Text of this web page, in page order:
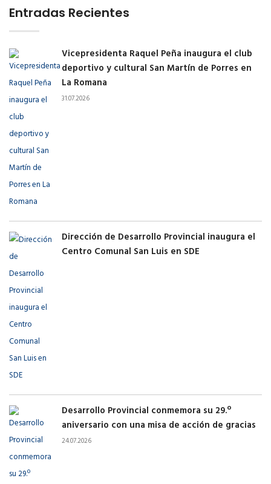
Entradas Recientes
Vicepresidenta Raquel Peña inaugura el club
deportivo y cultural San Martín de Porres en
La Romana
31.07.2026
Dirección de Desarrollo Provincial inaugura el
Centro Comunal San Luis en SDE
Desarrollo Provincial conmemora su 29.º
aniversario con una misa de acción de gracias
24.07.2026